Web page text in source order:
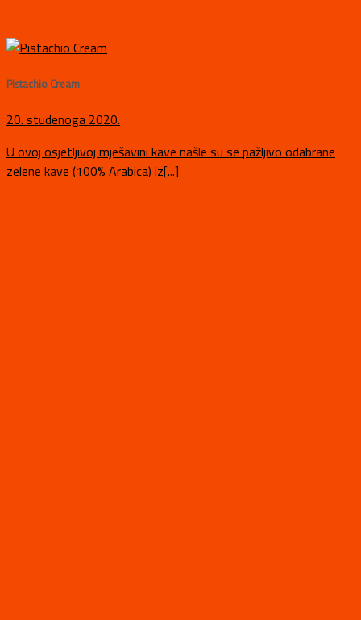
Pistachio Cream
20. studenoga 2020.
U ovoj osjetljivoj mješavini kave našle su se pažljivo odabrane
zelene kave (100% Arabica) iz[...]